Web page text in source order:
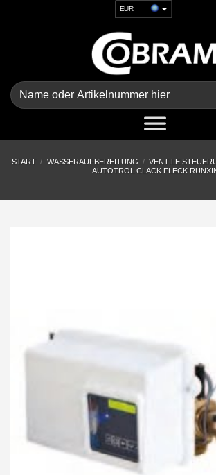
EUR
GBP
CHF
UAH
Suchen
nach:
START / WASSERAUFBEREITUNG / VENTILE
AUTOTROL CLACK FLECK